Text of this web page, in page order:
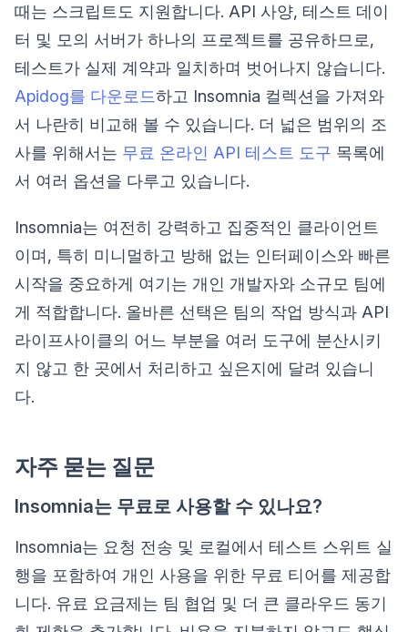
때는 스크립트도 지원합니다. API 사양, 테스트 데이
터 및 모의 서버가 하나의 프로젝트를 공유하므로,
테스트가 실제 계약과 일치하며 벗어나지 않습니다.
Apidog를 다운로드하고 Insomnia 컬렉션을 가져와
서 나란히 비교해 볼 수 있습니다. 더 넓은 범위의 조
사를 위해서는 무료 온라인 API 테스트 도구 목록에
서 여러 옵션을 다루고 있습니다.
Insomnia는 여전히 강력하고 집중적인 클라이언트
이며, 특히 미니멀하고 방해 없는 인터페이스와 빠른
시작을 중요하게 여기는 개인 개발자와 소규모 팀에
게 적합합니다. 올바른 선택은 팀의 작업 방식과 API
라이프사이클의 어느 부분을 여러 도구에 분산시키
지 않고 한 곳에서 처리하고 싶은지에 달려 있습니
다.
자주 묻는 질문
Insomnia는 무료로 사용할 수 있나요?
Insomnia는 요청 전송 및 로컬에서 테스트 스위트 실
행을 포함하여 개인 사용을 위한 무료 티어를 제공합
니다. 유료 요금제는 팀 협업 및 더 큰 클라우드 동기